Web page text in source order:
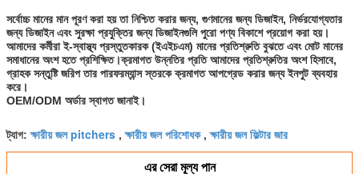
সর্বোচ্চ মানের মান পূরণ করা হয় তা নিশ্চিত করার জন্য, গুণমানের জন্য ডিজাইন, নির্ভরযোগ্যতার
জন্য ডিজাইন এবং সুরক্ষা প্রযুক্তির জন্য ডিজাইনগুলি পুরো পণ্য বিকাশে প্রয়োগ করা হয়।
আমাদের কর্মীরা ই-স্বাস্থ্য প্রস্তুতকারক (ইএইচএম) মানের প্রতিশ্রুতি বুঝতে এবং মোট মানের
সমাধানের অংশ হতে প্রশিক্ষিত।ক্রমাগত উন্নতির প্রতি আমাদের প্রতিশ্রুতির অংশ হিসাবে,
গ্রাহক সন্তুষ্টি জরিপ তার পারফরম্যান্স স্তরকে ক্রমাগত আপগ্রেড করার জন্য ইনপুট ব্যবহার
করে।
OEM/ODM অর্ডার স্বাগত জানাই।
ট্যাগ:ক্ষারীয় জল pitchers ,ক্ষারীয় জল পরিশোধক,ক্ষারীয় জল ফিল্টার জার
এর সেরা মূল্য পান